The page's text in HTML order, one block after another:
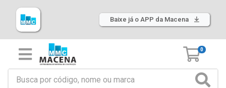
Baixe já o APP da Macena
0